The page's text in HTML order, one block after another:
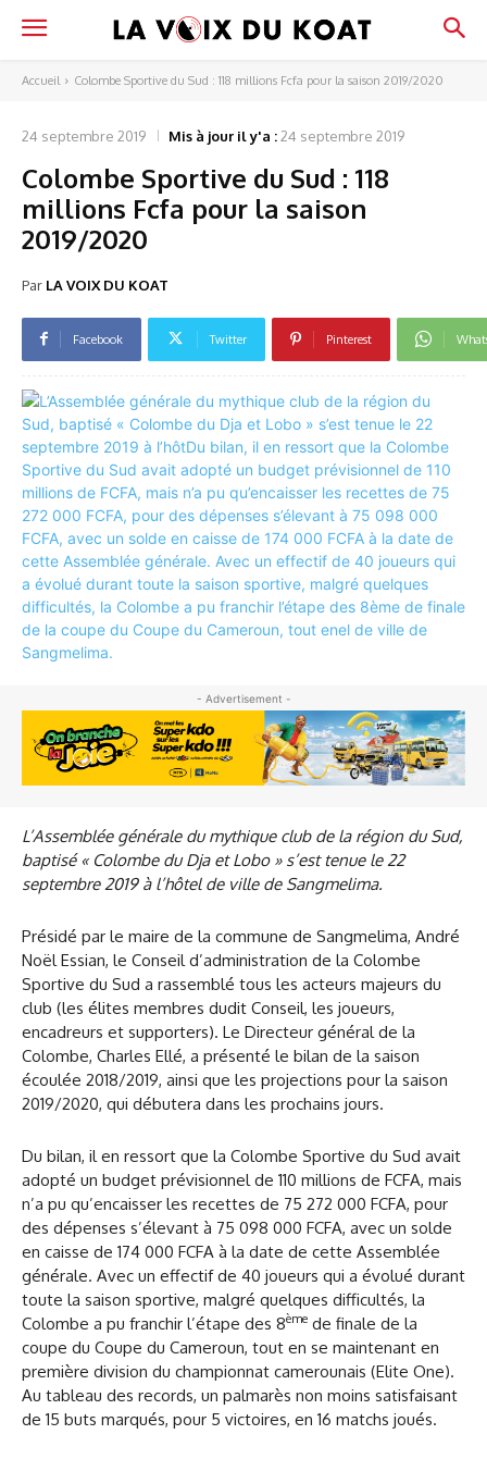
Accueil Colombe Sportive du Sud : 118 millions Fcfa pour la saison 2019/2020
24 septembre 2019 Mis à jour il y'a :24 septembre 2019
Colombe Sportive du Sud : 118
millions Fcfa pour la saison
2019/2020
Par LA VOIX DU KOAT
Facebook Twitter Pinterest
- Advertisement -
L’Assemblée générale du mythique club de la région du Sud,
baptisé « Colombe du Dja et Lobo » s’est tenue le 22
septembre 2019 à l’hôtel de ville de Sangmelima.
Présidé par le maire de la commune de Sangmelima, André
Noël Essian, le Conseil d’administration de la Colombe
Sportive du Sud a rassemblé tous les acteurs majeurs du
club (les élites membres dudit Conseil, les joueurs,
encadreurs et supporters). Le Directeur général de la
Colombe, Charles Ellé, a présenté le bilan de la saison
écoulée 2018/2019, ainsi que les projections pour la saison
2019/2020, qui débutera dans les prochains jours.
Du bilan, il en ressort que la Colombe Sportive du Sud avait
adopté un budget prévisionnel de 110 millions de FCFA, mais
n’a pu qu’encaisser les recettes de 75 272 000 FCFA, pour
des dépenses s’élevant à 75 098 000 FCFA, avec un solde
en caisse de 174 000 FCFA à la date de cette Assemblée
générale. Avec un effectif de 40 joueurs qui a évolué durant
toute la saison sportive, malgré quelques difficultés, la
Colombe a pu franchir l’étape des 8ème de finale de la
coupe du Coupe du Cameroun, tout en se maintenant en
première division du championnat camerounais (Elite One).
Au tableau des records, un palmarès non moins satisfaisant
de 15 buts marqués, pour 5 victoires, en 16 matchs joués.